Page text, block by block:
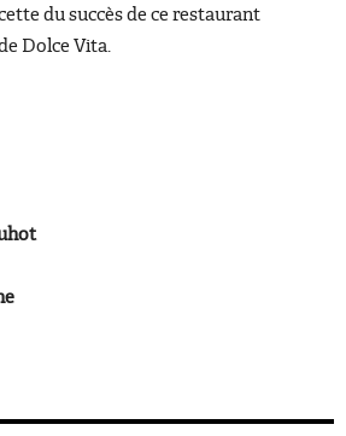
du succès de ce restaurant
Dolce Vita.